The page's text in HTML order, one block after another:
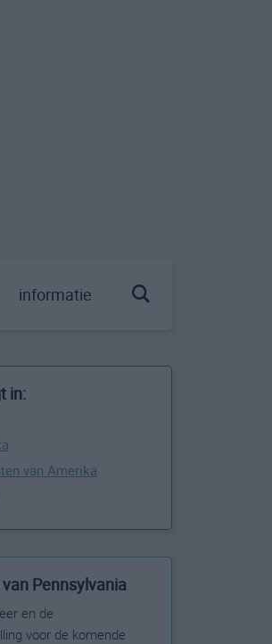
informatie
in:
van Amerika
Pennsylvania
en de
voor de komende